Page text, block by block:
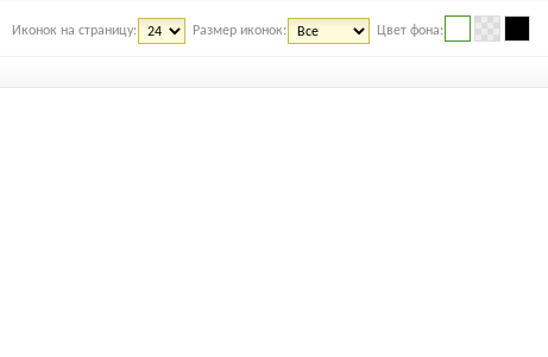
Иконок на страницу: Размер иконок: Цвет фона: